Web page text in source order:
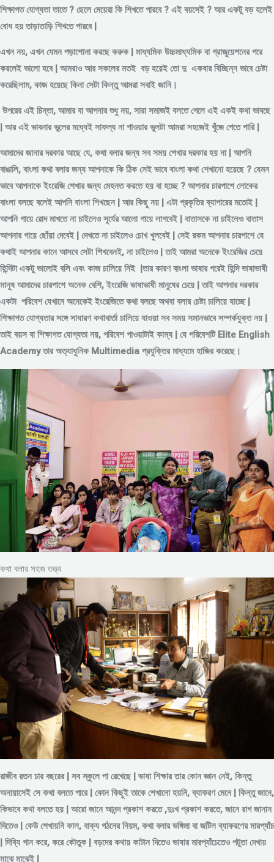
শিক্ষাগত যোগ্যতা তাতে ? ছেলে মেয়েরা কি শিখতে পারবে ? এই বয়সেই ? আর একটু বড় হলেই
বোধ হয় তাড়াতাড়ি শিখতে পারবে |
এখন নয়, এখন যেমন পড়াশোনা করছে করুক | মাধ্যমিক উচ্চমাধ্যমিক বা গ্রাজুয়েশনের পরে
করলেই ভালো হবে | আমরাও আর সকলের মতই বড় হয়েই তো দু একবার বিচ্ছিন্নভাবেচেষ্টা
করেছিলাম, কাজ হয়েছে কিনা সেটা কিন্তু আমরা সবাই জানি।
উপরের এই চিন্তা, আমার বা আপনার শুধু নয়, সারা সমাজই বলতে গেলে এই একই কথা ভাবছে
| আর এই ভাবনার ভুলের মধ্যেই সাফল্য না পাওয়ার ভুলটা আমরা সহজেই খুঁজে পেতে পারি |
আমাদের জানার দরকার আছে যে, কথা বলার জন্য সব সময় শেখার দরকার হয় না | আপনি
বাঙালি, বাংলা কথা বলার জন্য আপনাকে কি ঠিক সেই ভাবে বাংলা কথা শেখানো হয়েছে ? যেমন
ভাবে আপনাকে ইংরেজি শেখার জন্য মেহনত করতে হয় বা হচ্ছে ? আপনার চারপাশে লোকের
বাংলা বলছে বলেই আপনি বাংলা শিখছেন | আর কিছু নয় | এটা প্রকৃতির ব্যাপারের মতোই |
আপনি গায়ে রোদ মাখতে না চাইলেও সূর্যের আলো গায়ে লাগবেই | বাতাসকে না চাইলেও বাতাস
আপনার গায়ে ছোঁয়া দেবেই | দেখতে না চাইলেও চোখ খুলবেই | সেই রকম আপনার চারপাশে যে
কথাই আপনার কানে আসবে সেটা শিখবেনই, না চাইলেও | তাই আমরা অনেকে ইংরেজির চেয়ে
হিন্দিটা একটু ভালোই বলি এবং কাজ চালিয়ে নিই |তার কারণ বাংলা ভাষার পরেই হিন্দি ভাষাভাষী
মানুষ আমাদের চারপাশে অনেক বেশি, ইংরেজি ভাষাভাষী মানুষের চেয়ে | তাই আপনার দরকার
একটা পরিবেশ যেখানে অনেকেই ইংরেজিতে কথা বলছে অথবা বলার চেষ্টা চালিয়ে যাচ্ছে |
শিক্ষাগত যোগ্যতার সঙ্গে সাধারণ কথাবার্তা চালিয়ে যাওয়া সব সময় সমানভাবে সম্পর্কযুক্ত নয় |
তাই বয়স বা শিক্ষাগত যোগ্যতা নয়, পরিবেশ পাওয়াটাই কাম্য | যে পরিবেশটি Elite English
Academy তার অত্যাধুনিক Multimedia প্রযুক্তির মাধ্যমে হাজির করেছে।
কথা বলার সহজ তত্ত্ব
রাজীব রতন চার বছরের | সব স্কুলে পা রেখেছে | ভাষা শিক্ষার তার কোন জ্ঞান নেই, কিন্তু
অনায়াসেই সে কথা বলতে পারে | কোন কিছুই তাকে শেখানো হয়নি, ব্যাকরণ মেনে | কিন্তু জানে,
কিভাবে কথা বলতে হয় | আরো জানে আনন্দ প্রকাশ করতে ,দুঃখ প্রকাশ করতে, জানে রাগ জানান
দিতেও | কেউ শেখায়নি কাল, বাক্য গঠনের নিয়ম, কথা বলার ভঙ্গিমা বা জটিল ব্যাকরণের মারপ্যাঁচ
| দিব্যি গান করে, করে কৌতুক | বড়দের কথায় কাটান দিতেও ভাষার মারপ্যাঁচেতেও পটুতা দেখায়
মাঝে মাঝেই |